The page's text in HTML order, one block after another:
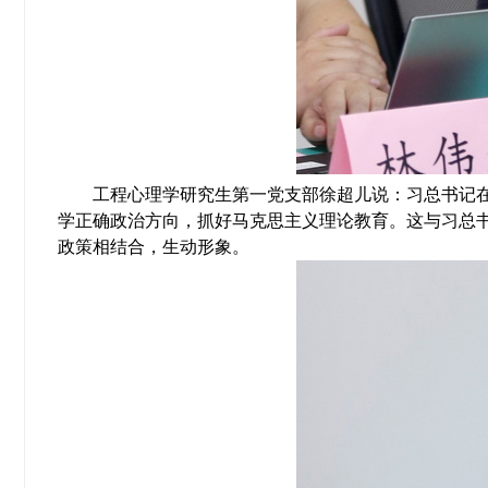
工程心理学研究生第一党支部徐超儿说：习总书记
学正确政治方向，抓好马克思主义理论教育。这与习
政策相结合，生动形象。